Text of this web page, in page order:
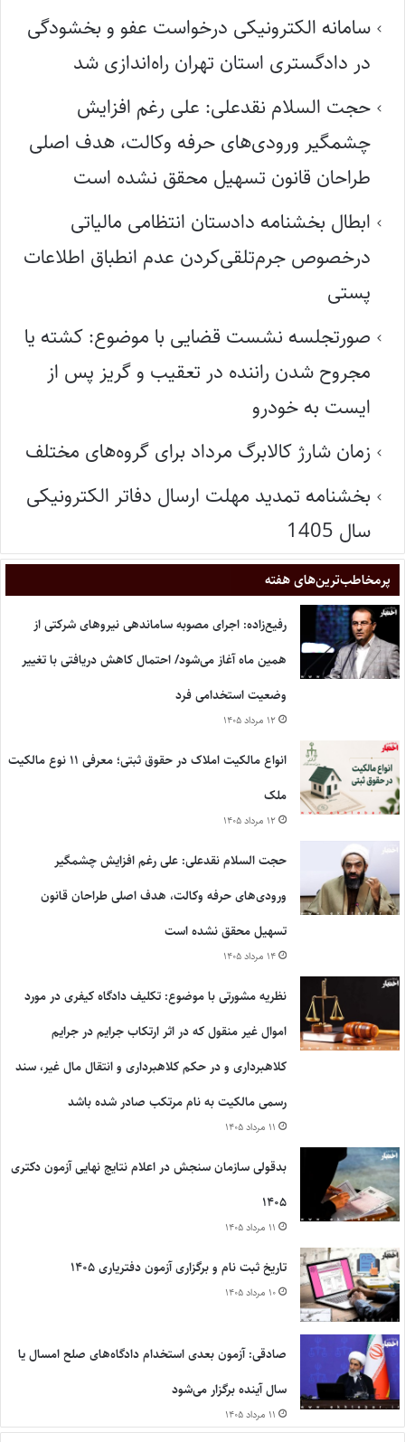
سامانه الکترونیکی درخواست عفو و بخشودگی
در دادگستری استان تهران راه‌اندازی شد
حجت السلام نقدعلی: علی رغم افزایش
چشمگیر ورودی‌های حرفه وکالت، هدف اصلی
طراحان قانون تسهیل محقق نشده است
ابطال بخشنامه دادستان انتظامی مالیاتی
درخصوص جرم‌تلقی‌کردن عدم انطباق اطلاعات
پستی
صورتجلسه نشست قضایی با موضوع: کشته یا
مجروح شدن راننده در تعقیب و گریز پس از
ایست به خودرو
زمان شارژ کالابرگ مرداد برای گروه‌های مختلف
بخشنامه تمدید مهلت ارسال دفاتر الکترونیکی
سال 1405
پر‌مخاطب‌ترین‌های هفته
رفیع‌زاده: اجرای مصوبه ساماندهی نیروهای شرکتی از
همین ماه آغاز می‌شود/ احتمال کاهش دریافتی با تغییر
وضعیت استخدامی فرد
۱۲ مرداد ۱۴۰۵
انواع مالکیت املاک در حقوق ثبتی؛ معرفی ۱۱ نوع مالکیت
ملک
۱۲ مرداد ۱۴۰۵
حجت السلام نقدعلی: علی رغم افزایش چشمگیر
ورودی‌های حرفه وکالت، هدف اصلی طراحان قانون
تسهیل محقق نشده است
۱۴ مرداد ۱۴۰۵
نظریه مشورتی با موضوع: تکلیف دادگاه کیفری در مورد
اموال غیر منقول که در اثر ارتکاب جرایم در جرایم
کلاهبرداری و در حکم کلاهبرداری و انتقال مال غیر، سند
رسمی مالکیت به نام مرتکب صادر شده باشد
۱۱ مرداد ۱۴۰۵
بدقولی سازمان سنجش در اعلام نتایج نهایی آزمون دکتری
۱۴۰۵
۱۱ مرداد ۱۴۰۵
تاریخ ثبت نام و برگزاری آزمون دفتریاری ۱۴۰۵
۱۰ مرداد ۱۴۰۵
صادقی: آزمون بعدی استخدام دادگاه‌های صلح امسال یا
سال آینده برگزار می‌شود
۱۱ مرداد ۱۴۰۵